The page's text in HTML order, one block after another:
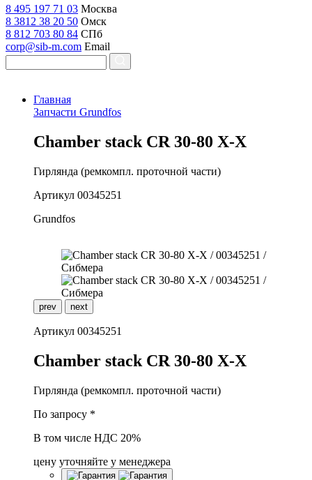
8 495 197 71 03 Москва
8 3812 38 20 50 Омск
8 812 703 80 84 СПб
corp@sib-m.com Email
Главная
Запчасти Grundfos
Chamber stack CR 30-80 X-X
Гирлянда (ремкомпл. проточной части)
Артикул 00345251
Grundfos
prev next
Артикул 00345251
Chamber stack CR 30-80 X-X
Гирлянда (ремкомпл. проточной части)
По запросу *
В том числе НДС 20%
цену уточняйте у менеджера